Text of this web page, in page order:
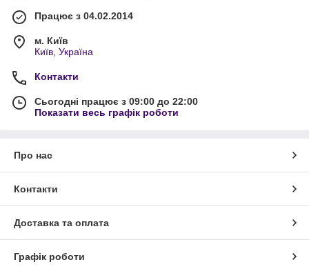
Працює з 04.02.2014
м. Київ
Київ, Україна
Контакти
Сьогодні працює з 09:00 до 22:00
Показати весь графік роботи
Про нас
Контакти
Доставка та оплата
Графік роботи